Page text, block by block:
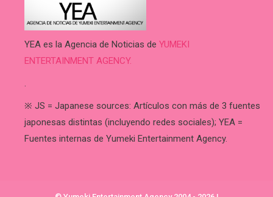
YEA es la Agencia de Noticias de YUMEKI
ENTERTAINMENT AGENCY.
.
※ JS = Japanese sources: Artículos con más de 3 fuentes
japonesas distintas (incluyendo redes sociales); YEA =
Fuentes internas de Yumeki Entertainment Agency.